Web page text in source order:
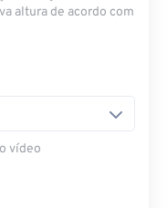
altura de acordo com
vídeo